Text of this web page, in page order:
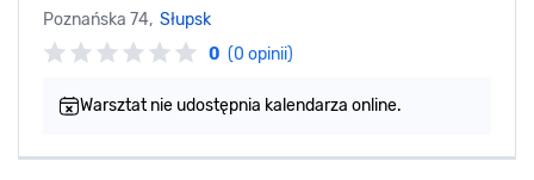
Poznańska 74, Słupsk
0 (0 opinii)
Warsztat nie udostępnia kalendarza online.